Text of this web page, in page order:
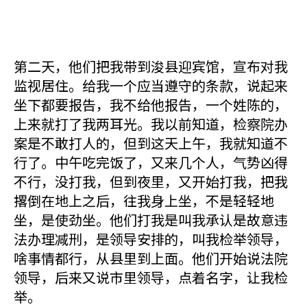
第二天，他们把我带到浚县迎宾馆，宣布对我
监视居住。给我一个应当遵守的条款，说起来
坐下都要报告，我不给他报告，一个姓陈的，
上来就打了我两耳光。我以前知道，检察院办
案是不敢打人的，但到这天上午，我就知道不
行了。中午吃完饭了，又来几个人，气势凶得
不行，没打我，但到夜里，又开始打我，把我
撂倒在地上之后，往我身上坐，不是轻轻地
坐，是使劲坐。他们打我是叫我承认是故意违
法办理减刑，是领导安排的，叫我检举领导，
啥事情都行，从县里到上面。他们开始说法院
领导，后来又说市里领导，点着名字，让我检
举。